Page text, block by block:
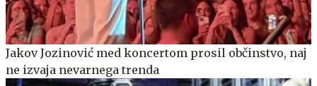
Jakov Jozinović med koncertom prosil občinstvo, naj
ne izvaja nevarnega trenda